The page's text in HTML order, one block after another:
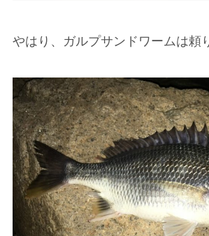
やはり、ガルプサンドワームは頼